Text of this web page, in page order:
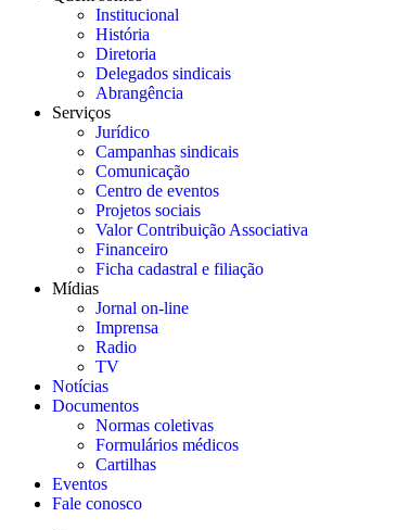
Institucional
História
Diretoria
Delegados sindicais
Abrangência
Serviços
Jurídico
Campanhas sindicais
Comunicação
Centro de eventos
Projetos sociais
Valor Contribuição Associativa
Financeiro
Ficha cadastral e filiação
Mídias
Jornal on-line
Imprensa
Radio
TV
Notícias
Documentos
Normas coletivas
Formulários médicos
Cartilhas
Eventos
Fale conosco